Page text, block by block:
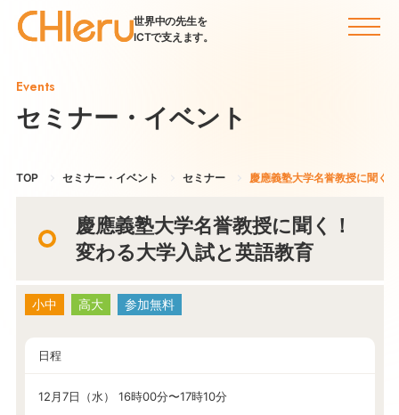
世界中の先生を
ICTで支えます。
Events
セミナー・イベント
TOP セミナー・イベント セミナー 慶應義塾大学名誉教授に聞く
慶應義塾大学名誉教授に聞く！
変わる大学入試と英語教育
小中 高大 参加無料
日程
12月7日（水） 16時00分〜17時10分